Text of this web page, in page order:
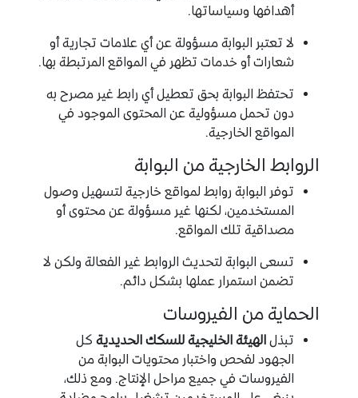
أهدافها وسياساتها.
لا تعتبر البوابة مسؤولة عن أي علامات تجارية أو
شعارات أو خدمات تظهر في المواقع المرتبطة بها.
تحتفظ البوابة بحق تعطيل أي رابط غير مصرح به
دون تحمل مسؤولية عن المحتوى الموجود في
المواقع الخارجية.
الروابط الخارجية من البوابة
توفر البوابة روابط لمواقع خارجية لتسهيل وصول
المستخدمين، لكنها غير مسؤولة عن محتوى أو
مصداقية تلك المواقع.
تسعى البوابة لتحديث الروابط غير الفعالة ولكن لا
تضمن استمرار عملها بشكل دائم.
الحماية من الفيروسات
تبذل الهيئة الخليجية للسكك الحديدية كل
الجهود لفحص واختبار محتويات البوابة من
الفيروسات في جميع مراحل الإنتاج. ومع ذلك،